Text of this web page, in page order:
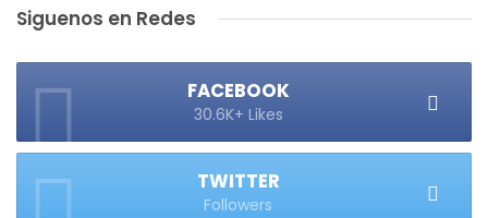
Siguenos en Redes
FACEBOOK
30.6K+ Likes
TWITTER
Followers